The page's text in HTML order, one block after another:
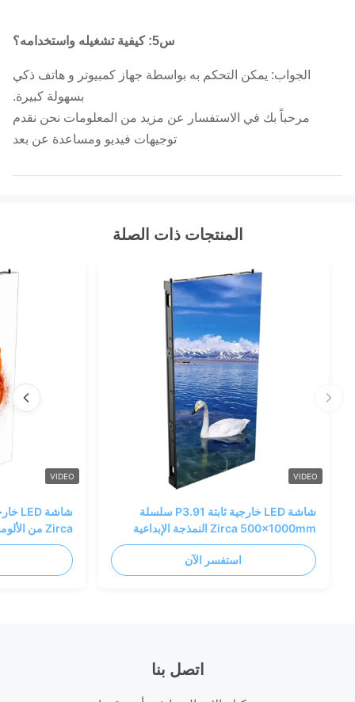
س5: كيفية تشغيله واستخدامه؟
الجواب: يمكن التحكم به بواسطة جهاز كمبيوتر و هاتف ذكي
بسهولة كبيرة.
مرحباً بك في الاستفسار عن مزيد من المعلومات نحن نقدم
توجيهات فيديو ومساعدة عن بعد
المنتجات ذات الصلة
VIDEO
شاشة LED خارجية ثابتة P3.91 سلسلة
Zirca 500x1000mm النمذجة الإبداعية
الخارجية
استفسر الآن
VIDEO
19.5kg
اتصل بنا